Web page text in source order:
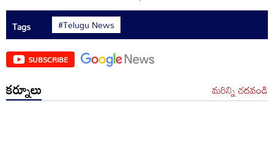
Tags #Telugu News
SUBSCRIBE
కర్నూలు మరిన్ని చదవండి